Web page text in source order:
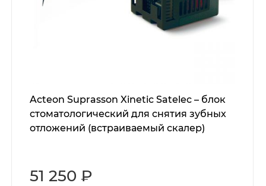
Acteon Suprasson Xinetic Satelec – блок
стоматологический для снятия зубных
отложений (встраиваемый скалер)
51 250 ₽